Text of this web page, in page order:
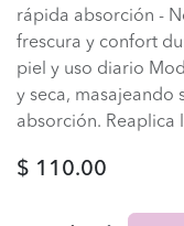
rápida absorción -
frescura y confort
piel y uso diario
y seca, masajeando
absorción. Reaplica
$ 110.00